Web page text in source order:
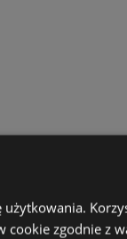
cookie zgodnie z